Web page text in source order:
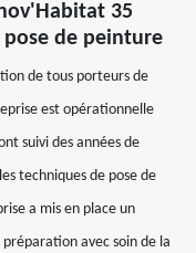
35
de peinture
de tous porteurs de
est opérationnelle
suivi des années de
techniques de pose de
a mis en place un
avec soin de la